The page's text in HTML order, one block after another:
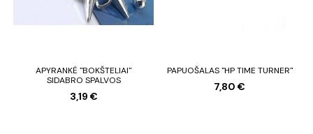
APYRANKĖ "BOKŠTELIAI"
SIDABRO SPALVOS
3,19 €
PAPUOŠALAS "HP TIME TURNER"
7,80 €